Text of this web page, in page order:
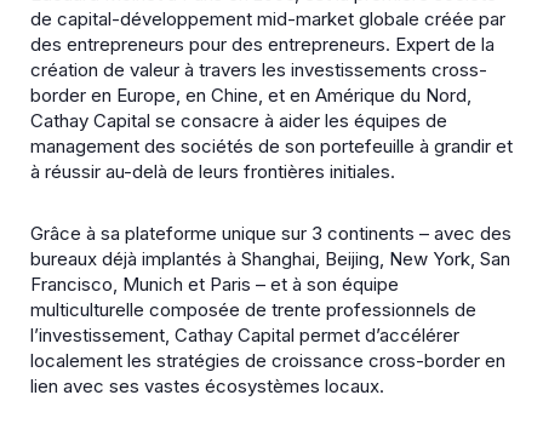
de capital-développement mid-market globale créée par
des entrepreneurs pour des entrepreneurs. Expert de la
création de valeur à travers les investissements cross-
border en Europe, en Chine, et en Amérique du Nord,
Cathay Capital se consacre à aider les équipes de
management des sociétés de son portefeuille à grandir et
à réussir au-delà de leurs frontières initiales.
Grâce à sa plateforme unique sur 3 continents – avec des
bureaux déjà implantés à Shanghai, Beijing, New York, San
Francisco, Munich et Paris – et à son équipe
multiculturelle composée de trente professionnels de
l’investissement, Cathay Capital permet d’accélérer
localement les stratégies de croissance cross-border en
lien avec ses vastes écosystèmes locaux.